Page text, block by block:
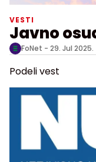
VESTI
Javno
FoNet - 29. Jul 2025.
Podeli vest